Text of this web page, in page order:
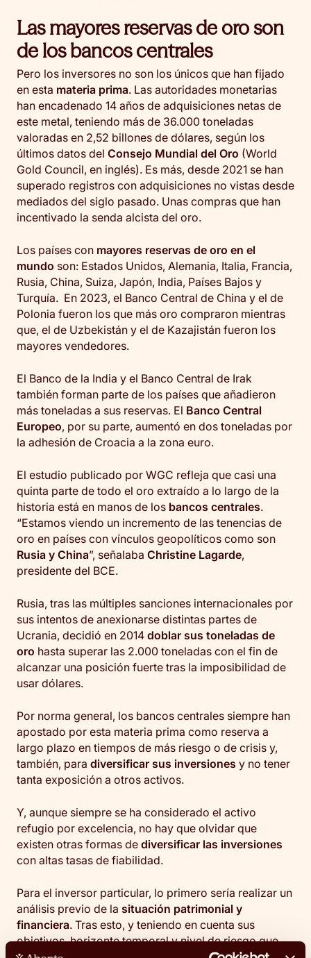
Las mayores reservas de oro son
de los bancos centrales
Pero los inversores no son los únicos que han fijado
en esta materia prima. Las autoridades monetarias
han encadenado 14 años de adquisiciones netas de
este metal, teniendo más de 36.000 toneladas
valoradas en 2,52 billones de dólares, según los
últimos datos del Consejo Mundial del Oro (World
Gold Council, en inglés). Es más, desde 2021 se han
superado registros con adquisiciones no vistas desde
mediados del siglo pasado. Unas compras que han
incentivado la senda alcista del oro.
Los países con mayores reservas de oro en el
mundo son: Estados Unidos, Alemania, Italia, Francia,
Rusia, China, Suiza, Japón, India, Países Bajos y
Turquía. En 2023, el Banco Central de China y el de
Polonia fueron los que más oro compraron mientras
que, el de Uzbekistán y el de Kazajistán fueron los
mayores vendedores.
El Banco de la India y el Banco Central de Irak
también forman parte de los países que añadieron
más toneladas a sus reservas. El Banco Central
Europeo, por su parte, aumentó en dos toneladas por
la adhesión de Croacia a la zona euro.
El estudio publicado por WGC refleja que casi una
quinta parte de todo el oro extraído a lo largo de la
historia está en manos de los bancos centrales.
“Estamos viendo un incremento de las tenencias de
oro en países con vínculos geopolíticos como son
Rusia y China”, señalaba Christine Lagarde,
presidente del BCE.
Rusia, tras las múltiples sanciones internacionales por
sus intentos de anexionarse distintas partes de
Ucrania, decidió en 2014 doblar sus toneladas de
oro hasta superar las 2.000 toneladas con el fin de
alcanzar una posición fuerte tras la imposibilidad de
usar dólares.
Por norma general, los bancos centrales siempre han
apostado por esta materia prima como reserva a
largo plazo en tiempos de más riesgo o de crisis y,
también, para diversificar sus inversiones y no tener
tanta exposición a otros activos.
Y, aunque siempre se ha considerado el activo
refugio por excelencia, no hay que olvidar que
existen otras formas de diversificar las inversiones
con altas tasas de fiabilidad.
Para el inversor particular, lo primero sería realizar un
análisis previo de la situación patrimonial y
financiera. Tras esto, y teniendo en cuenta sus
objetivos, horizonte temporal y nivel de riesgo que